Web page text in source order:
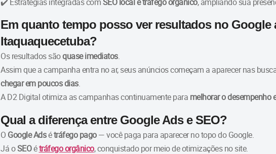
✔️ Estratégias integradas com SEO local e tráfego orgânico, ampliando sua
Em quanto tempo posso ver resultados no Google
Itaquaquecetuba?
Os resultados sãoquase imediatos.
Assim que a campanha entra no ar, seus anúncios começam a aparecer nas
chegar em poucos dias.
A D2 Digital otimiza as campanhas continuamente para melhorar o desempenho
Qual a diferença entre Google Ads e SEO?
O Google Adsétráfego pago— você paga para aparecer no topo do Google.
Já oSEOétráfego orgânico, conquistado por meio de otimizações no site.